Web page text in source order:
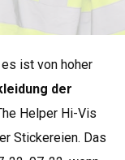
der
wird auf
die
wird.
und
ist von hoher
der
Helper Hi-Vis
Stickereien. Das